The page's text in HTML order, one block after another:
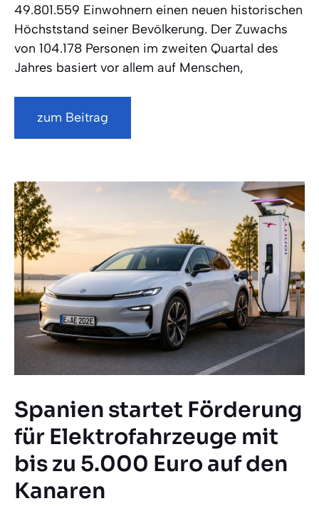
49.801.559 Einwohnern einen neuen historischen
Höchststand seiner Bevölkerung. Der Zuwachs
von 104.178 Personen im zweiten Quartal des
Jahres basiert vor allem auf Menschen,
zum Beitrag
Spanien startet Förderung
für Elektrofahrzeuge mit
bis zu 5.000 Euro auf den
Kanaren